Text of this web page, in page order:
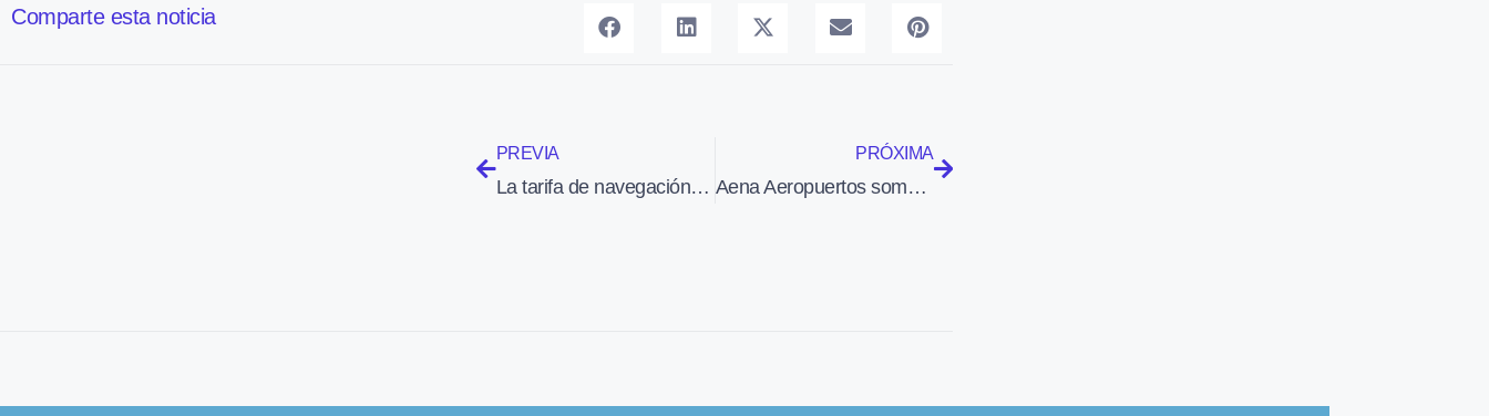
Comparte esta noticia
PREVIA
La tarifa de navegación aérea de ruta de Aena bajará un 7,5% en 2012
PRÓXIMA
Aena Aeropuertos somete a información pública aspectos relacionados con la privatización de Madrid-Barajas y Barcelona-El Prat